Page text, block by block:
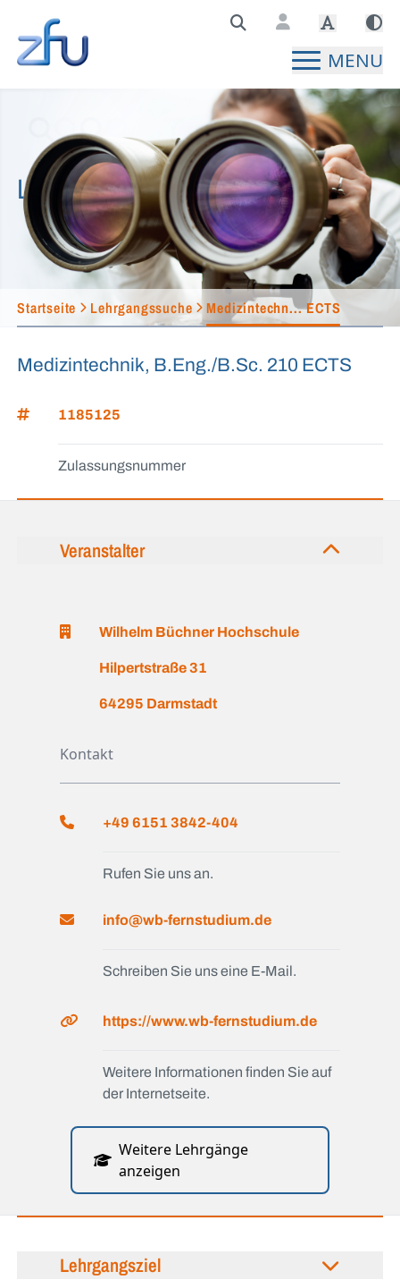
Zentralstelle für Fernunterricht Hauptseite
MENU
Lehrgangssuche
Startseite Lehrgangssuche Medizintechn... ECTS
Medizintechnik, B.Eng./B.Sc. 210 ECTS
1185125
Zulassungsnummer
Veranstalter
Wilhelm Büchner Hochschule
Hilpertstraße 31
64295 Darmstadt
Kontakt
+49 6151 3842-404
Rufen Sie uns an.
info@wb-fernstudium.de
Schreiben Sie uns eine E-Mail.
https://www.wb-fernstudium.de
Weitere Informationen finden Sie auf
der Internetseite.
Weitere Lehrgänge
anzeigen
Lehrgangsziel